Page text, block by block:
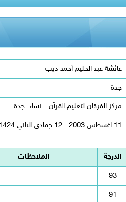
عائشة عبد الحليم أحمد ديب
جدة
مركز الفرقان لتعليم القرآن - نساء- جدة
11 اغسطس 2003 - 12 جمادى الثاني 1424
الدرجة الملاحظات
93
91